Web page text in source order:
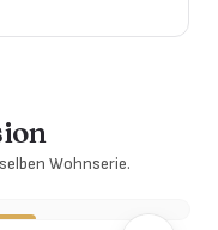
Wohnserie.